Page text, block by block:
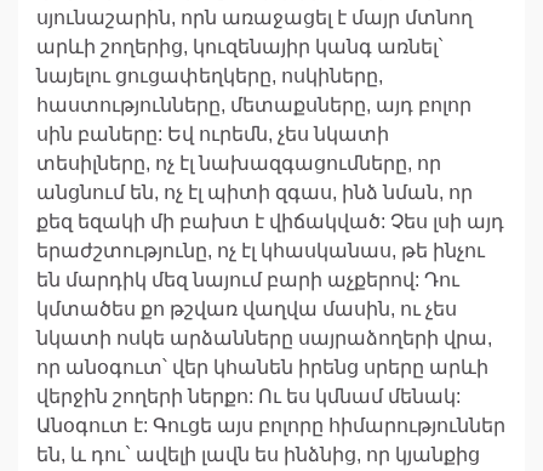
սյունաշարին, որն առաջացել է մայր մտնող
արևի շողերից, կուզենայիր կանգ առնել`
նայելու ցուցափեղկերը, ոսկիները,
հաստությունները, մետաքսները, այդ բոլոր
սին բաները: Եվ ուրեմն, չես նկատի
տեսիլները, ոչ էլ նախազգացումները, որ
անցնում են, ոչ էլ պիտի զգաս, ինձ նման, որ
քեզ եզակի մի բախտ է վիճակված: Չես լսի այդ
երաժշտությունը, ոչ էլ կհասկանաս, թե ինչու
են մարդիկ մեզ նայում բարի աչքերով: Դու
կմտածես քո թշվառ վաղվա մասին, ու չես
նկատի ոսկե արձանները սայրաձողերի վրա,
որ անօգուտ՝ վեր կհանեն իրենց սրերը արևի
վերջին շողերի ներքո: Ու ես կմնամ մենակ:
Անօգուտ է: Գուցե այս բոլորը հիմարություններ
են, և դու` ավելի լավն ես ինձնից, որ կյանքից